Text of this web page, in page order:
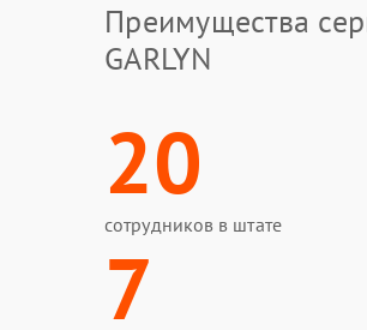
Преимущества
GARLYN
20
сотрудников в штате
7